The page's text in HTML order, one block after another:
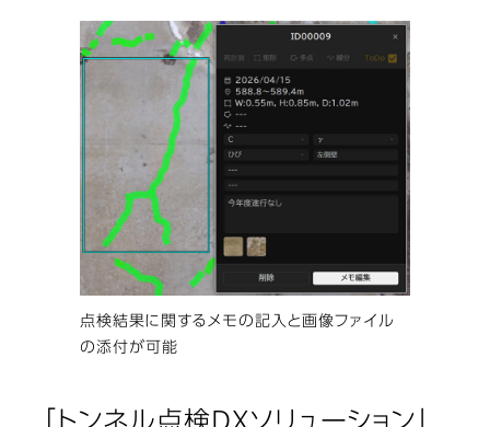
点検結果に関するメモの記入と画像ファイル
の添付が可能